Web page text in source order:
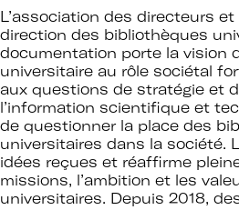
L’association des directeurs
direction des bibliothèques
documentation porte la vision
universitaire au rôle sociétal
aux questions de stratégie et
l’information scientifique et
de questionner la place des
universitaires dans la société.
idées reçues et réaffirme
missions, l’ambition et les
universitaires. Depuis 2018,